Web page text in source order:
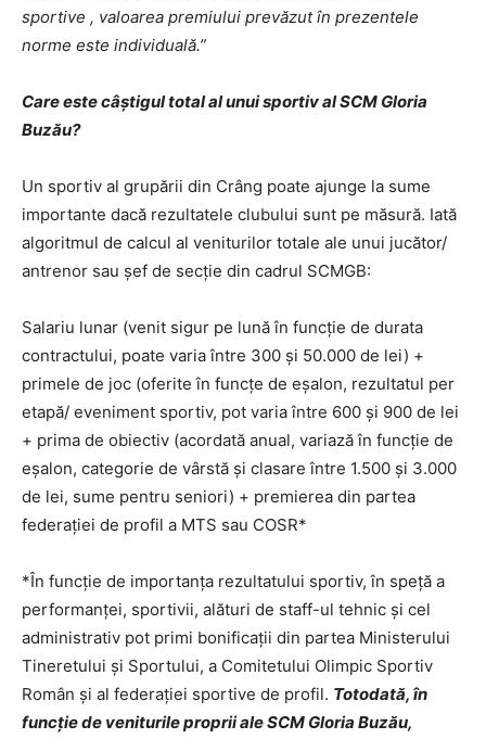
sportive , valoarea premiului prevăzut în prezentele
norme este individuală.”
Care este câştigul total al unui sportiv al SCM Gloria
Buzău?
Un sportiv al grupării din Crâng poate ajunge la sume
importante dacă rezultatele clubului sunt pe măsură. Iată
algoritmul de calcul al veniturilor totale ale unui jucător/
antrenor sau şef de secţie din cadrul SCMGB:
Salariu lunar (venit sigur pe lună în funcţie de durata
contractului, poate varia între 300 şi 50.000 de lei) +
primele de joc (oferite în funcţe de eşalon, rezultatul per
etapă/ eveniment sportiv, pot varia între 600 şi 900 de lei
+ prima de obiectiv (acordată anual, variază în funcţie de
eşalon, categorie de vârstă şi clasare între 1.500 şi 3.000
de lei, sume pentru seniori) + premierea din partea
federaţiei de profil a MTS sau COSR*
*În funcţie de importanţa rezultatului sportiv, în speţă a
performanţei, sportivii, alături de staff-ul tehnic şi cel
administrativ pot primi bonificaţii din partea Ministerului
Tineretului şi Sportului, a Comitetului Olimpic Sportiv
Român şi al federaţiei sportive de profil. Totodată, în
funcţie de veniturile proprii ale SCM Gloria Buzău,